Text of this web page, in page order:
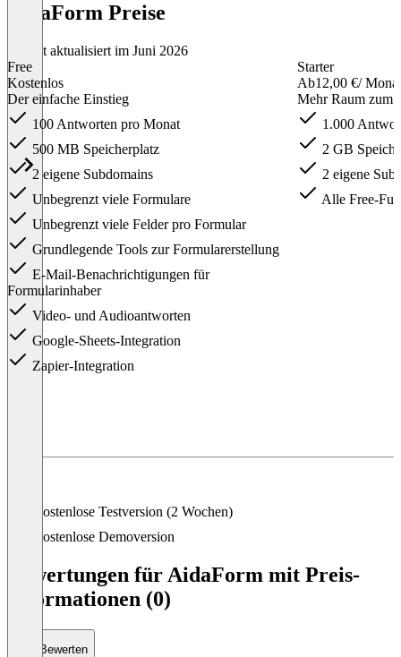
AidaForm Preise
Zuletzt aktualisiert im Juni 2026
Free
Kostenlos
Der einfache Einstieg
100 Antworten pro Monat
500 MB Speicherplatz
2 eigene Subdomains
Unbegrenzt viele Formulare
Unbegrenzt viele Felder pro Formular
Grundlegende Tools zur Formularerstellung
E-Mail-Benachrichtigungen für
Formularinhaber
Video- und Audioantworten
Google-Sheets-Integration
Zapier-Integration
Starter
Ab12,00 €/ Monat
Mehr Raum zum
1.000
2 GB
2 eigene
Alle Free-
Kostenlose Testversion (2 Wochen)
Kostenlose Demoversion
Bewertungen für AidaForm mit Preis-
Informationen (0)
Bewerten